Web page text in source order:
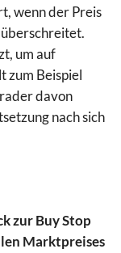
wenn der Preis
um auf
zum Beispiel
davon
nach sich
zur Buy Stop
Marktpreises